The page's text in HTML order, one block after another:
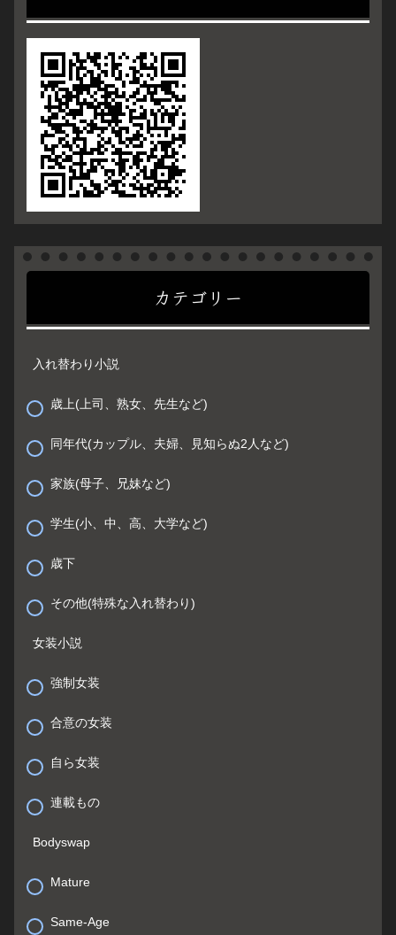
カテゴリー
入れ替わり小説
歳上(上司、熟女、先生など)
同年代(カップル、夫婦、見知らぬ2人など)
家族(母子、兄妹など)
学生(小、中、高、大学など)
歳下
その他(特殊な入れ替わり)
女装小説
強制女装
合意の女装
自ら女装
連載もの
Bodyswap
Mature
Same-Age